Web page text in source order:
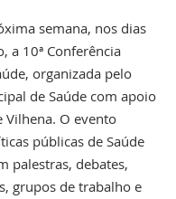
semana, nos dias
a 10ª Conferência
organizada pelo
de Saúde com apoio
Vilhena. O evento
públicas de Saúde
palestras, debates,
grupos de trabalho e